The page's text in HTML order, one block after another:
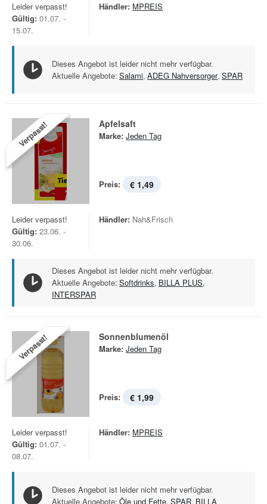
Leider verpasst!
Gültig: 01.07. -
15.07.
Händler: MPREIS
Dieses Angebot ist leider nicht mehr verfügbar.
Aktuelle Angebote: Salami, ADEG Nahversorger, SPAR
Verpasst! Apfelsaft
Marke: Jeden Tag
Preis: € 1,49
Leider verpasst!
Gültig: 23.06. -
30.06.
Händler: Nah&Frisch
Dieses Angebot ist leider nicht mehr verfügbar.
Aktuelle Angebote: Softdrinks, BILLA PLUS,
INTERSPAR
Verpasst! Sonnenblumenöl
Marke: Jeden Tag
Preis: € 1,99
Leider verpasst!
Gültig: 01.07. -
08.07.
Händler: MPREIS
Dieses Angebot ist leider nicht mehr verfügbar.
Aktuelle Angebote: Öle und Fette, SPAR, BILLA